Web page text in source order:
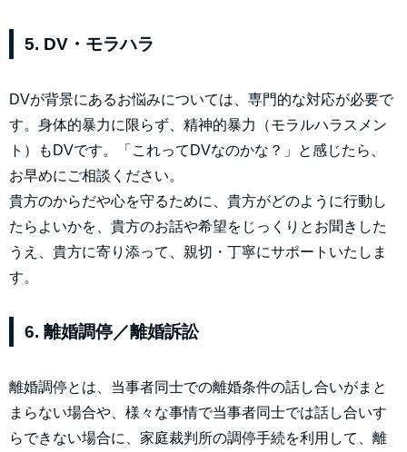
5. DV・モラハラ
DVが背景にあるお悩みについては、専門的な対応が必要で
す。身体的暴力に限らず、精神的暴力（モラルハラスメン
ト）もDVです。「これってDVなのかな？」と感じたら、
お早めにご相談ください。
貴方のからだや心を守るために、貴方がどのように行動し
たらよいかを、貴方のお話や希望をじっくりとお聞きした
うえ、貴方に寄り添って、親切・丁寧にサポートいたしま
す。
6. 離婚調停／離婚訴訟
離婚調停とは、当事者同士での離婚条件の話し合いがまと
まらない場合や、様々な事情で当事者同士では話し合いす
らできない場合に、家庭裁判所の調停手続を利用して、離